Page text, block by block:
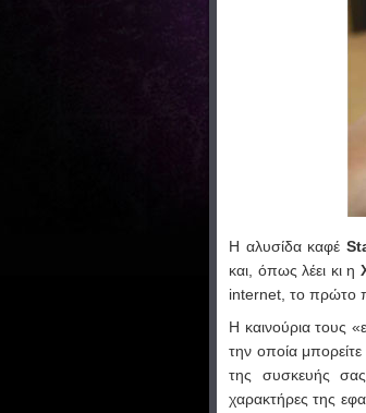
H αλυσίδα καφέ
και, όπως λέει κι η
internet, το πρώτο
Η καινούρια τους
την οποία
της συσκευής
χαρακτήρες της